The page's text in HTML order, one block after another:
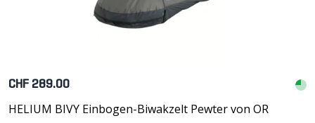
CHF 289.00
HELIUM BIVY Einbogen-Biwakzelt Pewter von OR